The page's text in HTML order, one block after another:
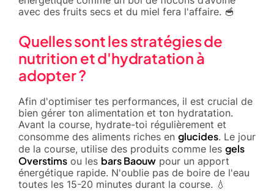
avec des fruits secs et du miel fera l'affaire. 🥣
Quelles sont les stratégies de
nutrition et d'hydratation à
adopter ?
Afin d'optimiser tes performances, il est crucial de
bien gérer ton alimentation et ton hydratation.
Avant la course, hydrate-toi régulièrement et
consomme des aliments riches en glucides. Le jour
de la course, utilise des produits comme les gels
Overstims ou les bars Baouw pour un apport
énergétique rapide. N'oublie pas de boire de l'eau
toutes les 15-20 minutes durant la course. 💧